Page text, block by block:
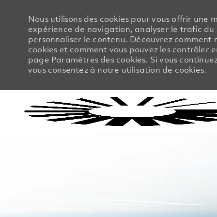
Nous utilisons des cookies pour vous offrir une
expérience de navigation, analyser le trafic du
personnaliser le contenu. Découvrez comment
cookies et comment vous pouvez les contrôler
page Paramètres des cookies. Si vous
vous consentez à notre utilisation de cookies.